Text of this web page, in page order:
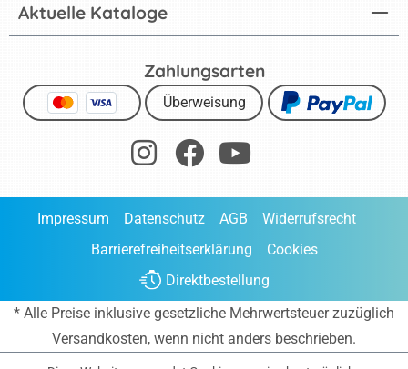
Aktuelle Kataloge
Zahlungsarten
Überweisung
Impressum Datenschutz AGB
Widerrufsrecht
Barrierefreiheitserklärung
Cookies
Direktbestellung
* Alle Preise inklusive gesetzliche Mehrwertsteuer zuzüglich
Versandkosten, wenn nicht anders beschrieben.